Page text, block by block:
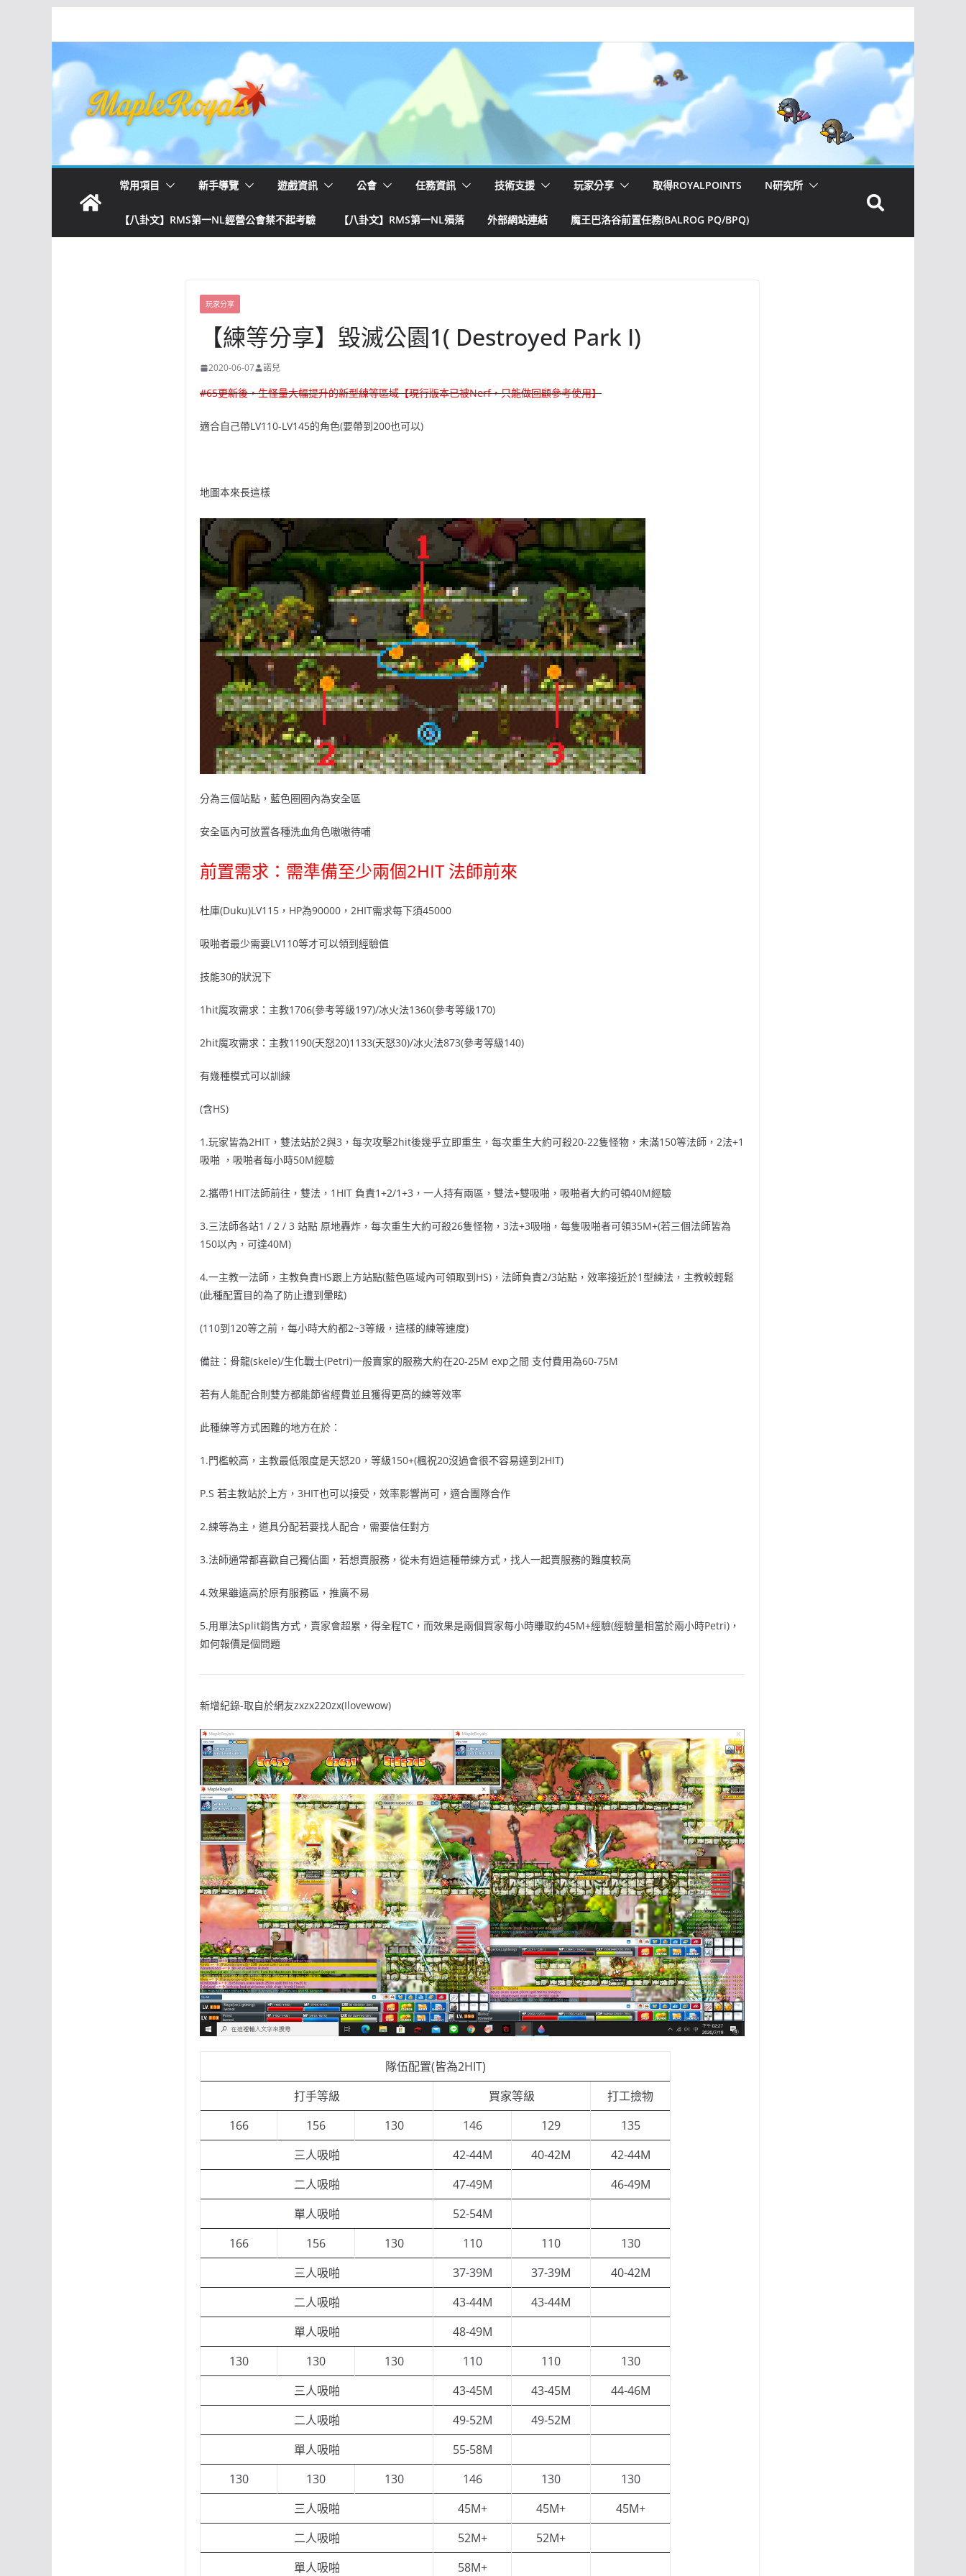
常用項目 新手導覽 遊戲資訊 公會 任務資訊 技術支援 玩家分享 取得ROYALPOINTS N研究所
【八卦文】RMS第一NL經營公會禁不起考驗 【八卦文】RMS第一NL殞落 外部網站連結 魔王巴洛谷前置任務(BALROG PQ/BPQ)
玩家分享
【練等分享】毀滅公園1( Destroyed Park I)
2020-06-07 諾兒
#65更新後，生怪量大幅提升的新型練等區域【現行版本已被Nerf，只能做回顧參考使用】
適合自己帶LV110-LV145的角色(要帶到200也可以)
地圖本來長這樣
分為三個站點，藍色圈圈內為安全區
安全區內可放置各種洗血角色嗷嗷待哺
前置需求：需準備至少兩個2HIT 法師前來
杜庫(Duku)LV115，HP為90000，2HIT需求每下須45000
吸啪者最少需要LV110等才可以領到經驗值
技能30的狀況下
1hit魔攻需求：主教1706(參考等級197)/冰火法1360(參考等級170)
2hit魔攻需求：主教1190(天怒20)1133(天怒30)/冰火法873(參考等級140)
有幾種模式可以訓練
(含HS)
1.玩家皆為2HIT，雙法站於2與3，每次攻擊2hit後幾乎立即重生，每次重生大約可殺20-22隻怪物，未滿150等法師，2法+1
吸啪 ，吸啪者每小時50M經驗
2.攜帶1HIT法師前往，雙法，1HIT 負責1+2/1+3，一人持有兩區，雙法+雙吸啪，吸啪者大約可領40M經驗
3.三法師各站1 / 2 / 3 站點 原地轟炸，每次重生大約可殺26隻怪物，3法+3吸啪，每隻吸啪者可領35M+(若三個法師皆為
150以內，可達40M)
4.一主教一法師，主教負責HS跟上方站點(藍色區域內可領取到HS)，法師負責2/3站點，效率接近於1型練法，主教較輕鬆
(此種配置目的為了防止遭到暈眩)
(110到120等之前，每小時大約都2~3等級，這樣的練等速度)
備註：骨龍(skele)/生化戰士(Petri)一般賣家的服務大約在20-25M exp之間 支付費用為60-75M
若有人能配合則雙方都能節省經費並且獲得更高的練等效率
此種練等方式困難的地方在於：
1.門檻較高，主教最低限度是天怒20，等級150+(楓祝20沒過會很不容易達到2HIT)
P.S 若主教站於上方，3HIT也可以接受，效率影響尚可，適合團隊合作
2.練等為主，道具分配若要找人配合，需要信任對方
3.法師通常都喜歡自己獨佔圖，若想賣服務，從未有過這種帶練方式，找人一起賣服務的難度較高
4.效果雖遠高於原有服務區，推廣不易
5.用單法Split銷售方式，賣家會超累，得全程TC，而效果是兩個買家每小時賺取約45M+經驗(經驗量相當於兩小時Petri)，
如何報價是個問題
新增紀錄-取自於網友zxzx220zx(Ilovewow)
隊伍配置(皆為2HIT)
打手等級
買家等級
打工撿物
166
156 130 146 129
135
三人吸啪
42-44M 40-42M
42-44M
二人吸啪
47-49M
46-49M
單人吸啪
52-54M
166
156 130 110 110
130
三人吸啪
37-39M 37-39M
40-42M
二人吸啪
43-44M
43-44M
單人吸啪
48-49M
130
130 130 110 110
130
三人吸啪
43-45M 43-45M
44-46M
二人吸啪
49-52M
49-52M
單人吸啪
55-58M
130
130 130 146 130
130
三人吸啪
45M+ 45M+
45M+
二人吸啪
52M+
52M+
單人吸啪
58M+